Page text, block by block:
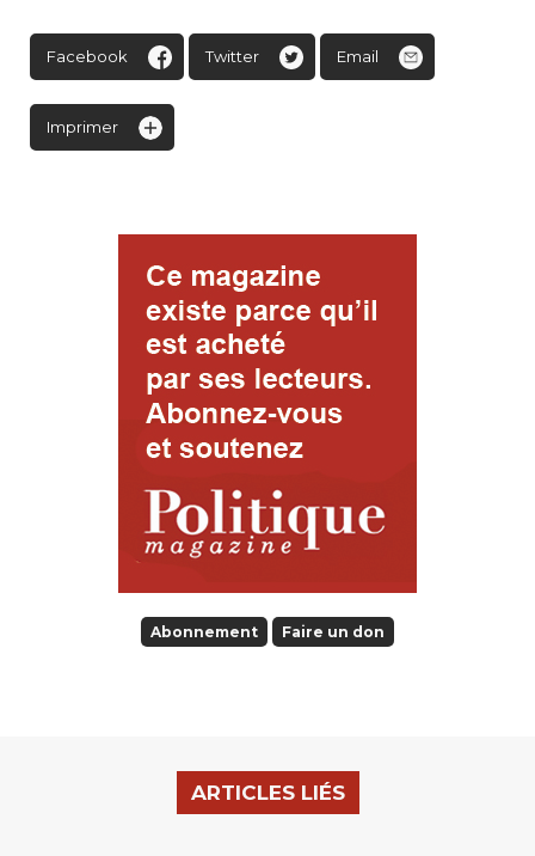
Facebook Twitter Email
Imprimer
Abonnement Faire un don
ARTICLES LIÉS